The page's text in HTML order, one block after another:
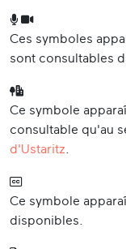
Ces symboles
sont consultables
Ce symbole
consultable qu'au
d'Ustaritz
Ce symbole
disponibles.